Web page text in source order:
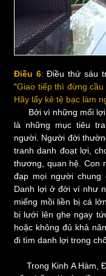
Điều 6: Điều thứ sáu
“Giao tiếp thì đừng
Hãy lấy kẻ tệ bạc làm
Bởi vì những mối lợi,
là những mục tiêu
người. Người đời
tranh danh đoạt lợi,
thương, quan hệ. Con
đạp mọi người chung
Danh lợi ở đời ví như
miếng mồi liền bị cá
bị lưới lên ghe ngay
hoặc không đủ khả
đi tìm danh lợi trong
Trong Kinh A Hàm,